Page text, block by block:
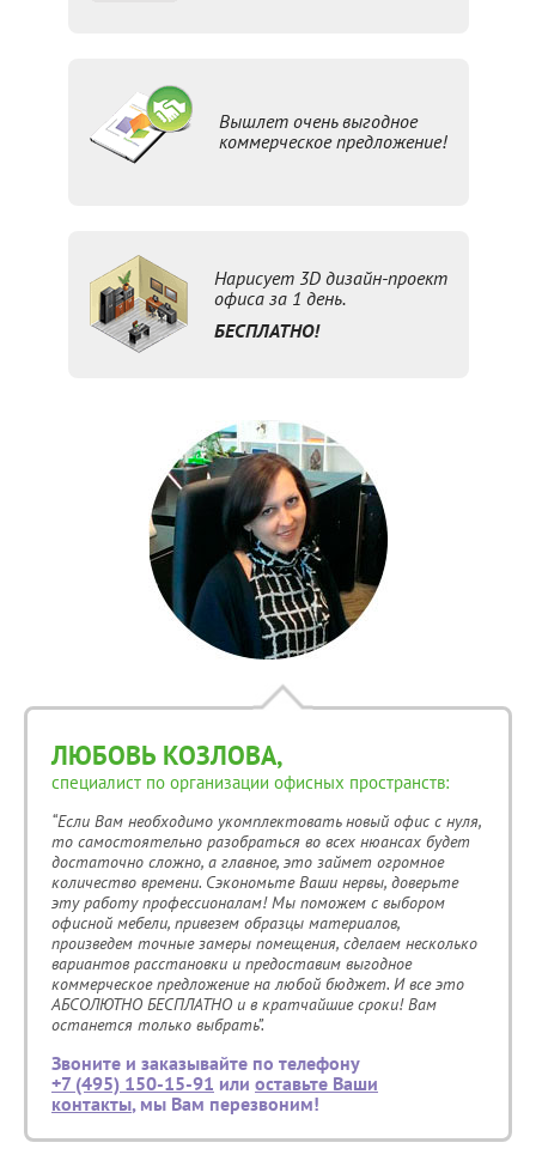
Вышлет очень выгодное
коммерческое предложение!
Нарисует 3D дизайн-проект
офиса за 1 день.
БЕСПЛАТНО!
ЛЮБОВЬ КОЗЛОВА,
специалист по организации офисных пространств:
“Если Вам необходимо укомплектовать новый офис с нуля,
то самостоятельно разобраться во всех нюансах будет
достаточно сложно, а главное, это займет огромное
количество времени. Сэкономьте Ваши нервы, доверьте
эту работу профессионалам! Мы поможем с выбором
офисной мебели, привезем образцы материалов,
произведем точные замеры помещения, сделаем несколько
вариантов расстановки и предоставим выгодное
коммерческое предложение на любой бюджет. И все это
АБСОЛЮТНО БЕСПЛАТНО и в кратчайшие сроки! Вам
останется только выбрать”.
Звоните и заказывайте по телефону
+7 (495) 150-15-91 или оставьте Ваши
контакты, мы Вам перезвоним!